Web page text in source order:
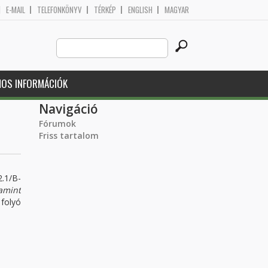
E-MAIL TELEFONKÖNYV TÉRKÉP ENGLISH MAGYAR
Search
this
site
INFORMÁCIÓK
B-
Navigáció
Fórumok
Friss tartalom